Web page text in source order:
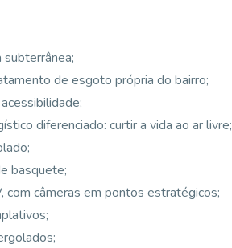
de esgoto própria do bairro;
diferenciado: curtir a vida ao ar livre;
basquete;
com câmeras em pontos estratégicos;